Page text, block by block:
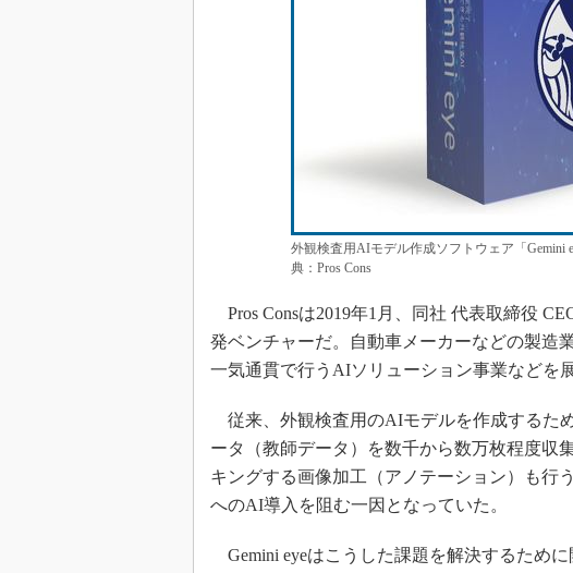
外観検査用AIモデル作成ソフトウェア「Gemini
典：Pros Cons
Pros Consは2019年1月、同社 代表取締役
発ベンチャーだ。自動車メーカーなどの製造
一気通貫で行うAIソリューション事業などを
従来、外観検査用のAIモデルを作成するた
ータ（教師データ）を数千から数万枚程度収
キングする画像加工（アノテーション）も行
へのAI導入を阻む一因となっていた。
Gemini eyeはこうした課題を解決するため